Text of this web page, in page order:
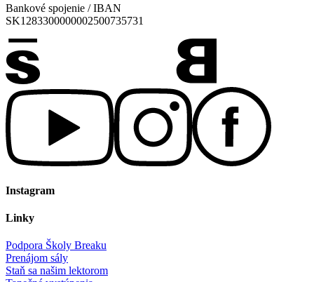
Bankové spojenie / IBAN
SK1283300000002500735731
Instagram
Linky
Podpora Školy Breaku
Prenájom sály
Staň sa našim lektorom